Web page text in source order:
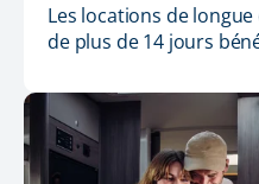
Les locations de
de plus de 14 jours